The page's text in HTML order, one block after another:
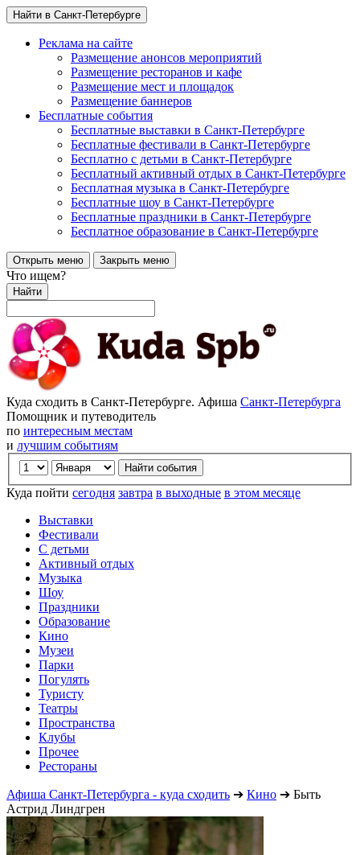
Найти в Санкт-Петербурге
Реклама на сайте
Размещение анонсов мероприятий
Размещение ресторанов и кафе
Размещение мест и площадок
Размещение баннеров
Бесплатные события
Бесплатные выставки в Санкт-Петербурге
Бесплатные фестивали в Санкт-Петербурге
Бесплатно с детьми в Санкт-Петербурге
Бесплатный активный отдых в Санкт-Петербурге
Бесплатная музыка в Санкт-Петербурге
Бесплатные шоу в Санкт-Петербурге
Бесплатные праздники в Санкт-Петербурге
Бесплатное образование в Санкт-Петербурге
Открыть меню Закрыть меню
Что ищем?
Найти
Куда сходить в Санкт-Петербурге. Афиша Санкт-Петербурга
Помощник и путеводитель
по интересным местам
и лучшим событиям
Куда пойти сегодня завтра в выходные в этом месяце
Выставки
Фестивали
С детьми
Активный отдых
Музыка
Шоу
Праздники
Образование
Кино
Музеи
Парки
Погулять
Туристу
Театры
Пространства
Клубы
Прочее
Рестораны
Афиша Санкт-Петербурга - куда сходить ➔ Кино ➔ Быть
Астрид Линдгрен